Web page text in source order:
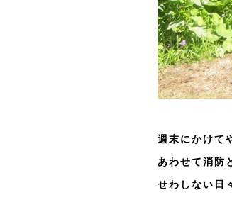
週末にかけて
あわせて消防
せわしない日